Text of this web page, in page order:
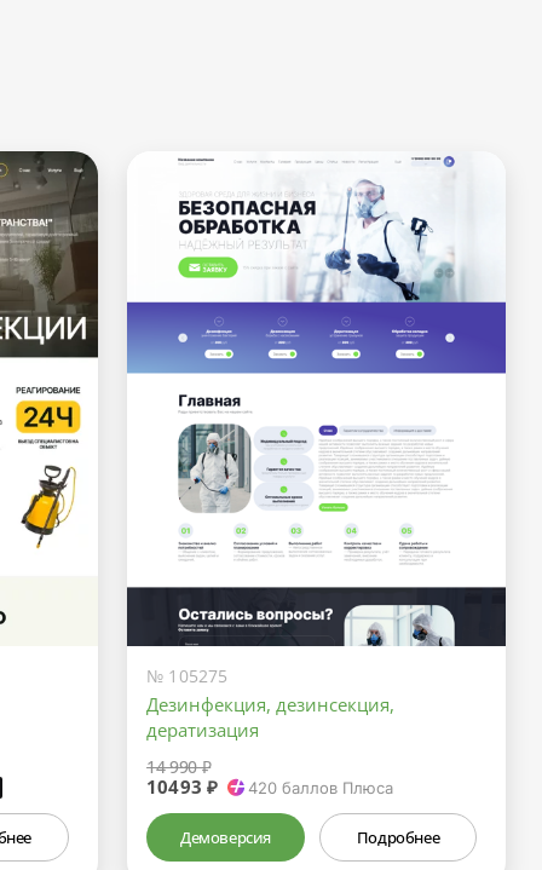
№ 105275
Дeзинфекция, дeзинсекция,
дератизация
14 990 ₽
10493 ₽ 420 баллов Плюса
Демоверсия Подробнее